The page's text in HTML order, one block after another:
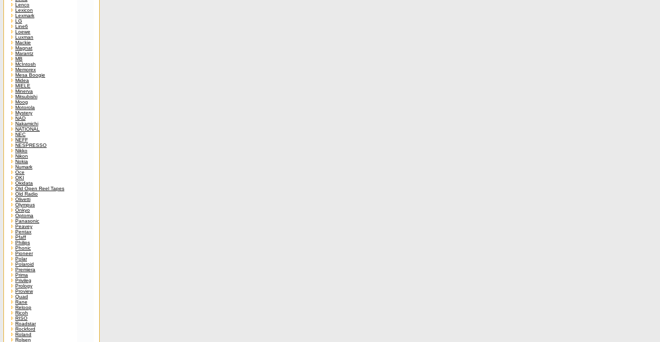
Lenco
Lexicon
Lexmark
LG
Line6
Loewe
Luxman
Mackie
Magnat
Marantz
MB
McIntosh
Memorex
Mesa Boogie
Midea
MIELE
Minerva
Mitsubishi
Moog
Motorola
Mystery
NAD
Nakamichi
NATIONAL
NEC
NEFF
NESPRESSO
Nikko
Nikon
Nokia
Numark
Oce
OKI
Okidata
Old Open Reel Tapes
Old Radio
Olivetti
Olympus
Onkyo
Optoma
Panasonic
Peavey
Pentax
Pfaff
Philips
Phonic
Pioneer
Polar
Polaroid
Premiera
Prima
Privileg
Prology
Proview
Quad
Rane
Reloop
Ricoh
RISO
Roadstar
Rockford
Roland
Rolsen